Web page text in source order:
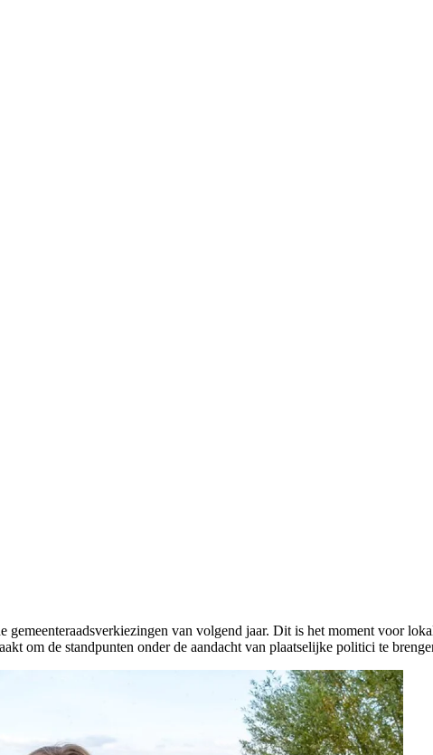
van volgend jaar. Dit is het moment voor
om de standpunten onder de aandacht van plaatselijke politici te